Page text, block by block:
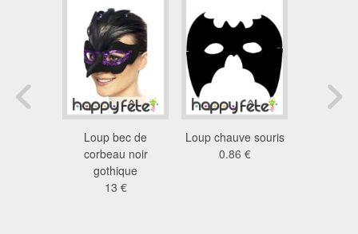
Loup bec de
corbeau noir
gothique
13 €
Loup chauve souris
0.86 €